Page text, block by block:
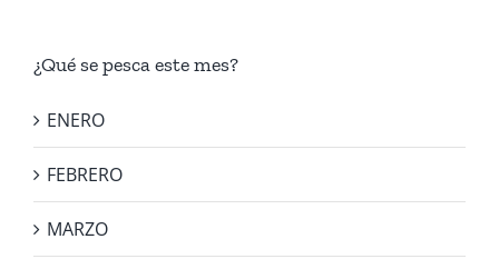
¿Qué se pesca este mes?
ENERO
FEBRERO
MARZO